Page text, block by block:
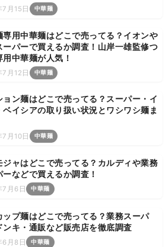
月15日 中華麺
専用中華麺はどこで売ってる？イオンや
ーパーで買えるか調査！山岸一雄監修つ
用中華麺が人気！
月12日 中華麺
ョン麺はどこで売ってる？スーパー・イ
ベイシアの取り扱い状況とワシワシ麺ま
月10日 中華麺
ジャはどこで売ってる？カルディや業務
ーなどで買えるか調査！
7月6日 中華麺
ップ麺はどこで売ってる？業務スーパ
ンキ・通販など販売店を徹底調査
6月8日 中華麺